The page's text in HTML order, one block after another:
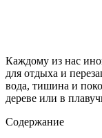
Каждому из нас
для отдыха и
вода, тишина и
дереве или в
Содержание